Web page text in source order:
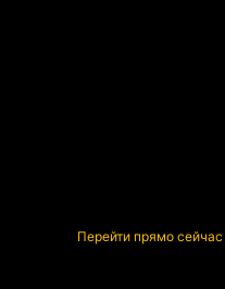
Перейти прямо сейчас